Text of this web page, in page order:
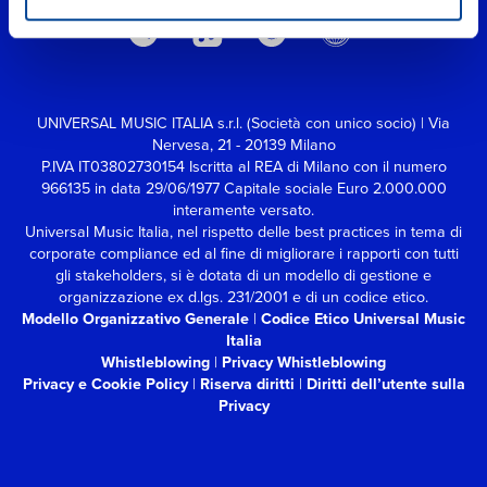
UNIVERSAL MUSIC ITALIA s.r.l. (Società con unico socio) | Via
Nervesa, 21 - 20139 Milano
P.IVA IT03802730154 Iscritta al REA di Milano con il numero
966135 in data 29/06/1977Capitale sociale Euro 2.000.000
interamente versato.
Universal Music Italia, nel rispetto delle best practices in tema di
corporate compliance ed al fine di migliorare i rapporti con tutti
gli stakeholders,si è dotata di un modello di gestione e
organizzazione ex d.lgs. 231/2001 e di un codice etico.
Modello Organizzativo Generale | Codice Etico Universal Music
Italia
Whistleblowing | Privacy Whistleblowing
Privacy e Cookie Policy| Riserva diritti | Diritti dell’utente sulla
Privacy